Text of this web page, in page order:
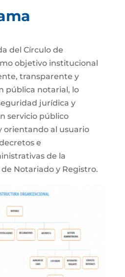
del Círculo de
objetivo institucional
transparente y
pública notarial, lo
jurídica y
servicio público
orientando al usuario
e
de la
Notariado y Registro.